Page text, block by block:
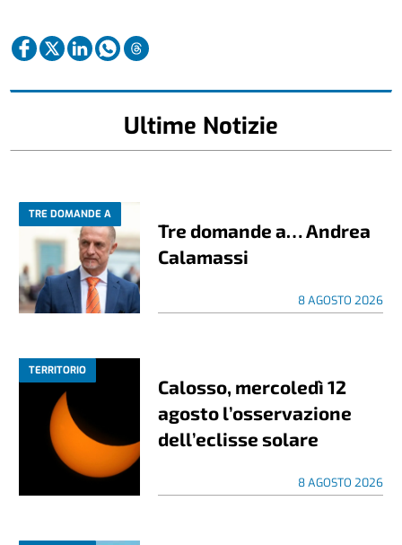
Ultime Notizie
TRE DOMANDE A
Tre domande a… Andrea
Calamassi
8 AGOSTO 2026
TERRITORIO
Calosso, mercoledì 12
agosto l’osservazione
dell’eclisse solare
8 AGOSTO 2026